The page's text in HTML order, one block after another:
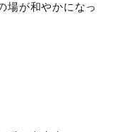
場が和やかになっ